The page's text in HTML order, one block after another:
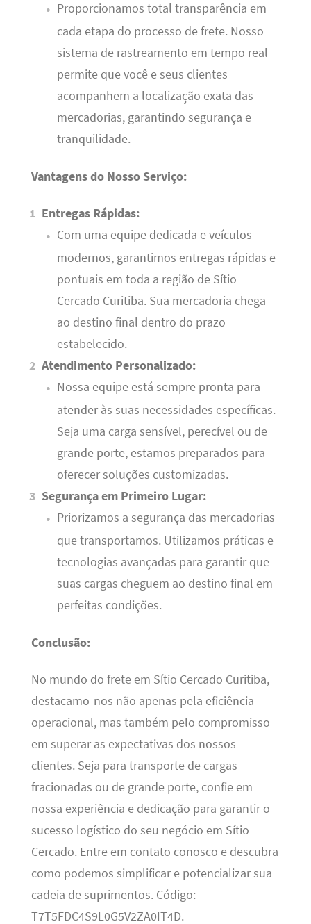
Proporcionamos total transparência em
cada etapa do processo de frete. Nosso
sistema de rastreamento em tempo real
permite que você e seus clientes
acompanhem a localização exata das
mercadorias, garantindo segurança e
tranquilidade.
Vantagens do Nosso Serviço:
Entregas Rápidas:
Com uma equipe dedicada e veículos
modernos, garantimos entregas rápidas e
pontuais em toda a região de Sítio
Cercado Curitiba. Sua mercadoria chega
ao destino final dentro do prazo
estabelecido.
Atendimento Personalizado:
Nossa equipe está sempre pronta para
atender às suas necessidades específicas.
Seja uma carga sensível, perecível ou de
grande porte, estamos preparados para
oferecer soluções customizadas.
Segurança em Primeiro Lugar:
Priorizamos a segurança das mercadorias
que transportamos. Utilizamos práticas e
tecnologias avançadas para garantir que
suas cargas cheguem ao destino final em
perfeitas condições.
Conclusão:
No mundo do frete em Sítio Cercado Curitiba,
destacamo-nos não apenas pela eficiência
operacional, mas também pelo compromisso
em superar as expectativas dos nossos
clientes. Seja para transporte de cargas
fracionadas ou de grande porte, confie em
nossa experiência e dedicação para garantir o
sucesso logístico do seu negócio em Sítio
Cercado. Entre em contato conosco e descubra
como podemos simplificar e potencializar sua
cadeia de suprimentos. Código:
T7T5FDC4S9L0G5V2ZA0IT4D.